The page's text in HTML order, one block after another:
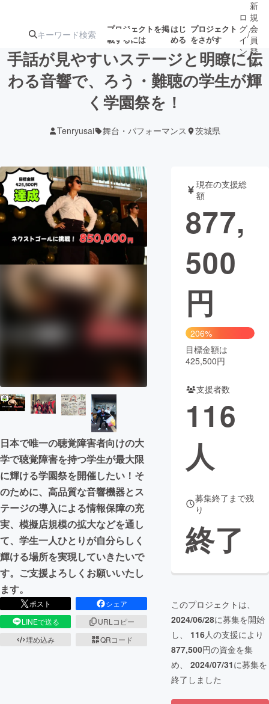
プロジェクトを掲
載するには
はじ
める
プロジェクト
をさがす
注目の新着プロ
ジェクト
募集終了が近いプ
ロジェクト
テクノロジー・ガジェット
映像・映画 書籍・雑誌
ビジネス・起業 チャレンジ
まちづくり・地域活性化
CAMPFIRE for Social Good CAMPFIRE Creation
CAMPFIREふるさと納税machi-ya コミュニティ
ロ
グ
イ
ン
/
新
規
会
員
登
録
手話が見やすいステージと明瞭に伝
わる音響で、ろう・難聴の学生が輝
く学園祭を！
Tenryusai 舞台・パフォーマンス 茨城県
日本で唯一の聴覚障害者向けの大
学で聴覚障害を持つ学生が最大限
に輝ける学園祭を開催したい！そ
のために、高品質な音響機器とス
テージの導入による情報保障の充
実、模擬店規模の拡大などを通し
て、学生一人ひとりが自分らしく
輝ける場所を実現していきたいで
す。ご支援よろしくお願いいたし
ます。
ポスト
シェア
LINEで送る
URLコピー
埋め込み
QRコード
現在の支援総
額
877,
500
円
206%
目標金額は
425,500円
支援者数
116
人
募集終了まで残
り
終了
このプロジェクトは、
2024/06/28に募集を開始
し、 116人の支援により
877,500円の資金を集
め、 2024/07/31に募集を
終了しました